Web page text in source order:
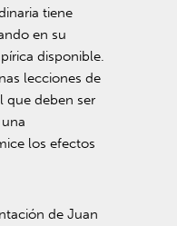
tiene
en su
disponible.
lecciones de
que deben ser
los efectos
de Juan